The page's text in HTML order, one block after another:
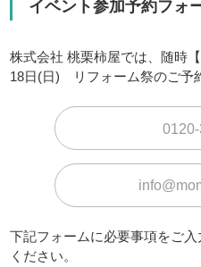
イベント参加予約フォ
株式会社 桃栗柿屋では、随時
18日(日) リフォーム祭のご予
下記フォームに必要事項をご
ください。